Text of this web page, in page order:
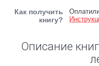
Как получить
книгу?
Описание